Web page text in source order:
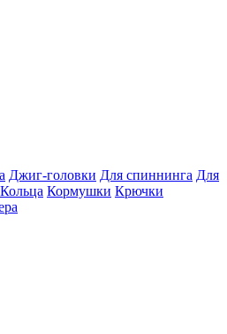
Джиг-головки Для спиннинга Для
Кольца Кормушки Крючки